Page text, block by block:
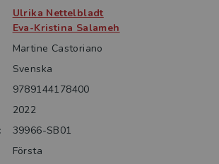
vänder sig främst till förskollärare
i förskolan som möter barn i
Den fungerar också som lärobok
Ulrika Nettelbladt
Eva-Kristina Salameh
Martine Castoriano
Svenska
9789144178400
2022
39966-SB01
Första